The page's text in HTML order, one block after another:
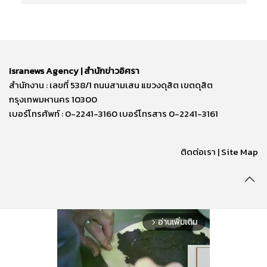
Isranews Agency | สำนักข่าวอิศรา
สำนักงาน : เลขที่ 538/1 ถนนสามเสน แขวงดุสิต เขตดุสิต
กรุงเทพมหานคร 10300
เบอร์โทรศัพท์ : 0-2241-3160 เบอร์โทรสาร 0-2241-3161
ติดต่อเรา | Site Map
arrow_forward_ios อ่านเพิ่มเติม